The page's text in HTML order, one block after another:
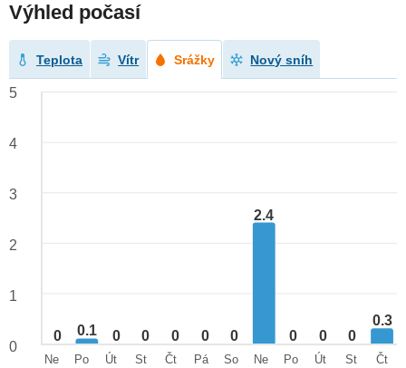
Výhled počasí
Teplota Vítr Srážky Nový sníh
0 0.1 0 0 0 0 0
2.4
0 0 0
0.3
5
4
3
2
1
0
Ne
Po
Út
St
Čt
Pá
So
Ne
Po
Út
St
Čt